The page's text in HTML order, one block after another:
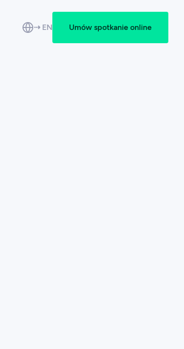
⇢ EN Umów spotkanie online